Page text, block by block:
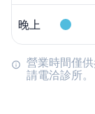
晚上
營業時間僅
請電洽診所。